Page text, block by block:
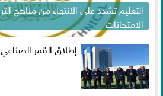
الامتحانات
إطلاق القمر